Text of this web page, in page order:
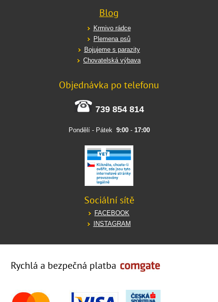
Blog
Krmivo rádce
Plemena psů
Bojujeme s parazity
Chovatelská výbava
Objednávka po telefonu
739 854 814
Pondělí - Pátek 9:00- 17:00
Sociální sítě
FACEBOOK
INSTAGRAM
Rychlá a bezpečná platba